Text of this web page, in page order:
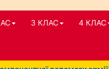
3 КЛАС 4 КЛАС